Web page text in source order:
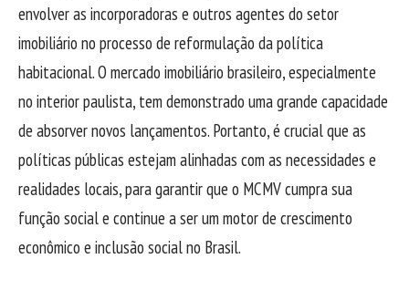
envolver as incorporadoras e outros agentes do setor
imobiliário no processo de reformulação da política
habitacional. O mercado imobiliário brasileiro, especialmente
no interior paulista, tem demonstrado uma grande capacidade
de absorver novos lançamentos. Portanto, é crucial que as
políticas públicas estejam alinhadas com as necessidades e
realidades locais, para garantir que o MCMV cumpra sua
função social e continue a ser um motor de crescimento
econômico e inclusão social no Brasil.